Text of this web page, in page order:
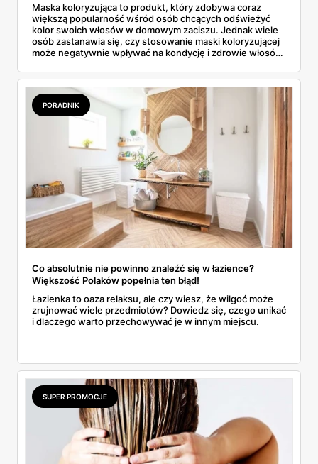
Maska koloryzująca to produkt, który zdobywa coraz
większą popularność wśród osób chcących odświeżyć
kolor swoich włosów w domowym zaciszu. Jednak wiele
osób zastanawia się, czy stosowanie maski koloryzującej
może negatywnie wpływać na kondycję i zdrowie włosów.
koloryzującym – jak ich używać oraz czy mogą one
niszczyć włosy? Sprawdzamy!
PORADNIK
Co absolutnie nie powinno znaleźć się w łazience?
Większość Polaków popełnia ten błąd!
Łazienka to oaza relaksu, ale czy wiesz, że wilgoć może
zrujnować wiele przedmiotów? Dowiedz się, czego unikać
i dlaczego warto przechowywać je w innym miejscu.
SUPER PROMOCJE